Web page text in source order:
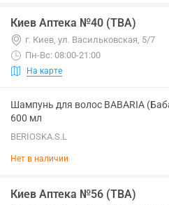
Киев Аптека №40 (ТВА)
г. Киев, ул. Васильковская, 5/7
Пн-Вс: 08:00-21:00
На карте
Шампунь для волос BABARIA
600 мл
BERIOSKA.S.L
Нет в наличии
Киев Аптека №56 (ТВА)